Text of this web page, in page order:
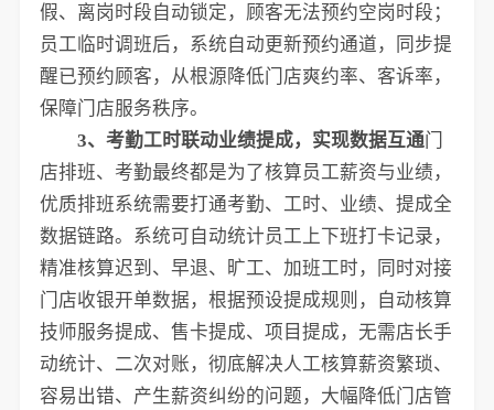
假、离岗时段自动锁定，顾客无法预约空岗时段；
员工临时调班后，系统自动更新预约通道，同步提
醒已预约顾客，从根源降低门店爽约率、客诉率，
保障门店服务秩序。
3、考勤工时联动业绩提成，实现数据互通门
店排班、考勤最终都是为了核算员工薪资与业绩，
优质排班系统需要打通考勤、工时、业绩、提成全
数据链路。系统可自动统计员工上下班打卡记录，
精准核算迟到、早退、旷工、加班工时，同时对接
门店收银开单数据，根据预设提成规则，自动核算
技师服务提成、售卡提成、项目提成，无需店长手
动统计、二次对账，彻底解决人工核算薪资繁琐、
容易出错、产生薪资纠纷的问题，大幅降低门店管